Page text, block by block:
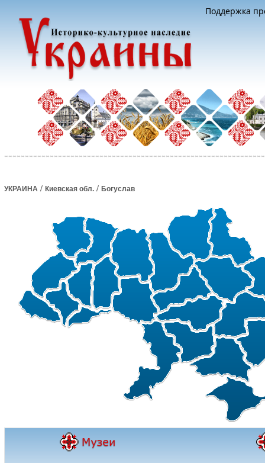
Поддержка
УКРАИНА / Киевская обл. / Богуслав